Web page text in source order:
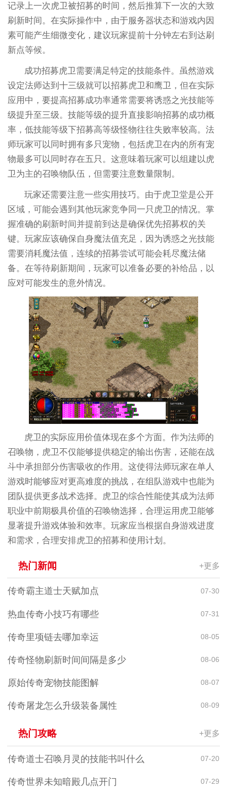
记录上一次虎卫被招募的时间，然后推算下一次的大致
刷新时间。在实际操作中，由于服务器状态和游戏内因
素可能产生细微变化，建议玩家提前十分钟左右到达刷
新点等候。
成功招募虎卫需要满足特定的技能条件。虽然游戏
设定法师达到十三级就可以招募虎卫和鹰卫，但在实际
应用中，要提高招募成功率通常需要将诱惑之光技能等
级提升至三级。技能等级的提升直接影响招募的成功概
率，低技能等级下招募高等级怪物往往失败率较高。法
师玩家可以同时拥有多只宠物，包括虎卫在内的所有宠
物最多可以同时存在五只。这意味着玩家可以组建以虎
卫为主的召唤物队伍，但需要注意数量限制。
玩家还需要注意一些实用技巧。由于虎卫堂是公开
区域，可能会遇到其他玩家竞争同一只虎卫的情况。掌
握准确的刷新时间并提前到达是确保优先招募权的关
键。玩家应该确保自身魔法值充足，因为诱惑之光技能
需要消耗魔法值，连续的招募尝试可能会耗尽魔法储
备。在等待刷新期间，玩家可以准备必要的补给品，以
应对可能发生的意外情况。
虎卫的实际应用价值体现在多个方面。作为法师的
召唤物，虎卫不仅能够提供稳定的输出伤害，还能在战
斗中承担部分伤害吸收的作用。这使得法师玩家在单人
游戏时能够应对更高难度的挑战，在组队游戏中也能为
团队提供更多战术选择。虎卫的综合性能使其成为法师
职业中前期极具价值的召唤物选择，合理运用虎卫能够
显著提升游戏体验和效率。玩家应当根据自身游戏进度
和需求，合理安排虎卫的招募和使用计划。
热门新闻 +更多
传奇霸主道士天赋加点 07-30
热血传奇小技巧有哪些 07-31
传奇里项链去哪加幸运 08-05
传奇怪物刷新时间间隔是多少 08-06
原始传奇宠物技能图解 08-07
传奇屠龙怎么升级装备属性 08-09
热门攻略 +更多
传奇道士召唤月灵的技能书叫什么 07-20
传奇世界未知暗殿几点开门 07-29